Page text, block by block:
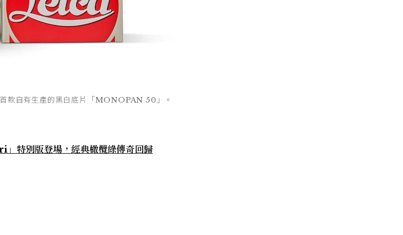
款自有生產的黑白底片「MONOPAN 50」。
特別版登場，經典橄欖綠傳奇回歸